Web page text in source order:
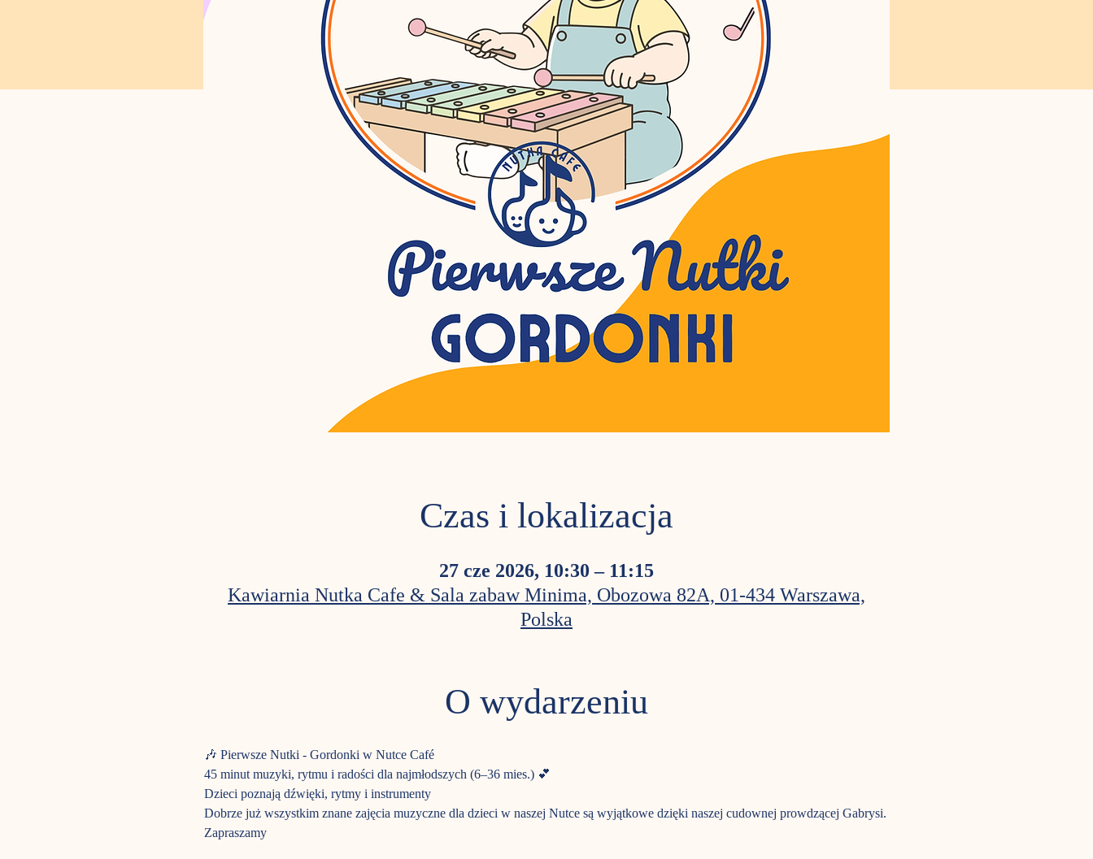
Czas i lokalizacja
27 cze 2026, 10:30 – 11:15
Kawiarnia Nutka Cafe & Sala zabaw Minima, Obozowa 82A, 01-434 Warszawa,
Polska
O wydarzeniu
🎶 Pierwsze Nutki - Gordonki w Nutce Café
45 minut muzyki, rytmu i radości dla najmłodszych (6–36 mies.) 💕
Dzieci poznają dźwięki, rytmy i instrumenty
Dobrze już wszystkim znane zajęcia muzyczne dla dzieci w naszej Nutce są wyjątkowe dzięki naszej cudownej prowdzącej Gabrysi.
Zapraszamy